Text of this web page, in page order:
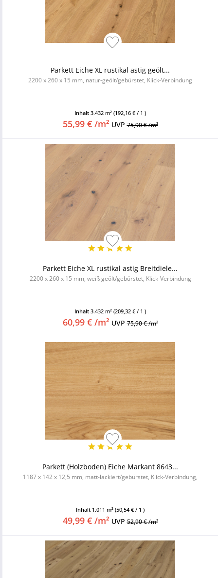
Parkett Eiche XL rustikal astig geölt...
2200 x 260 x 15 mm, natur-geölt/gebürstet, Klick-Verbindung
Inhalt 3.432 m² (192,16 € / 1 )
55,99 € /m² UVP75,90 € /m²
Parkett Eiche XL rustikal astig Breitdiele...
2200 x 260 x 15 mm, weiß geölt/gebürstet, Klick-Verbindung
Inhalt 3.432 m² (209,32 € / 1 )
60,99 € /m² UVP75,90 € /m²
Parkett (Holzboden) Eiche Markant 8643...
1187 x 142 x 12,5 mm, matt-lackiert/gebürstet, Klick-Verbindung,
Inhalt 1.011 m² (50,54 € / 1 )
49,99 € /m² UVP52,90 € /m²